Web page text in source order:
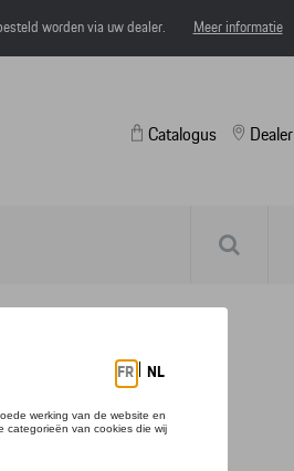
worden via uw dealer. Meer informatie
Catalogus Dealer